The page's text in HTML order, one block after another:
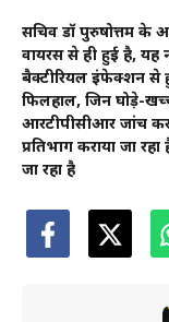
सचिव डॉ पुरुषोत्तम के
वायरस से ही हुई है, यह
बैक्टीरियल इंफेक्शन से
फिलहाल, जिन घोड़े-
आरटीपीसीआर जांच
प्रतिभाग कराया जा
जा रहा है